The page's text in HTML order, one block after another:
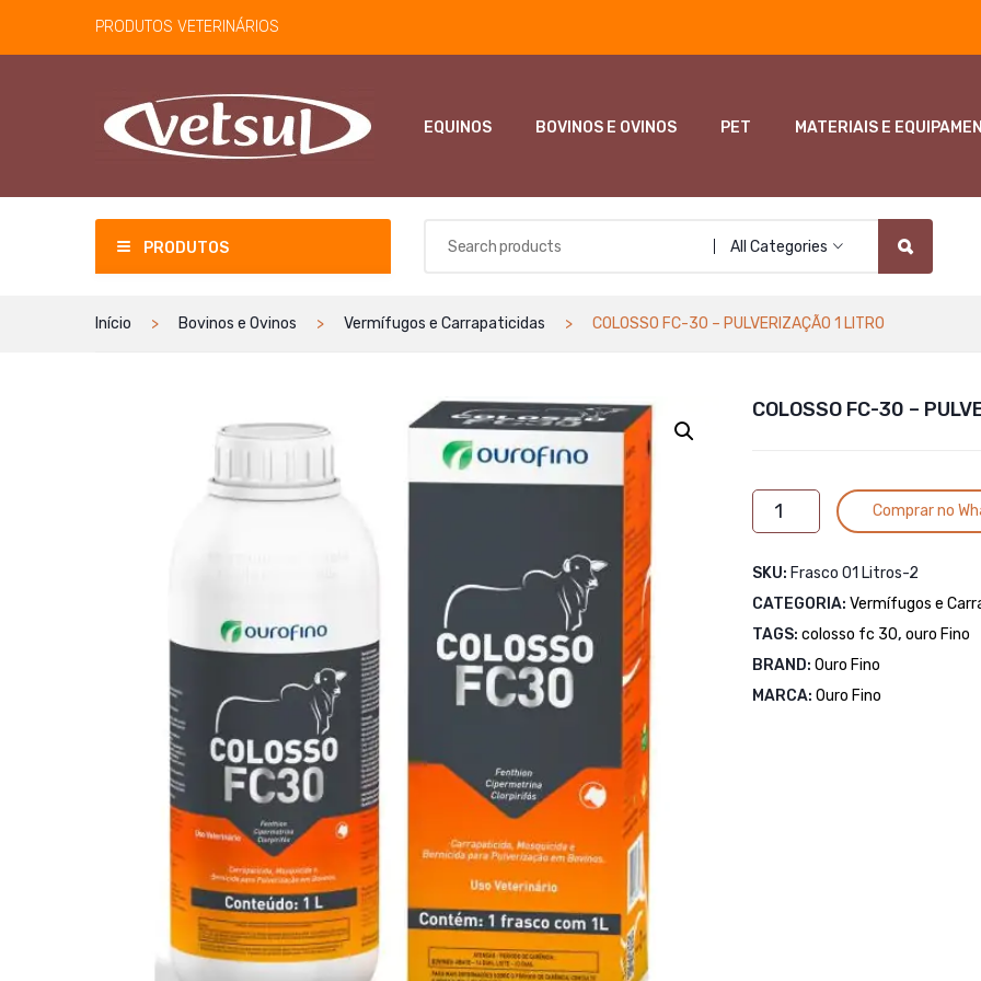
PRODUTOS VETERINÁRIOS
EQUINOS BOVINOS E OVINOS PET MATERIAIS E
PRODUTOS All Categories
Início Bovinos e Ovinos Vermífugos e Carrapaticidas COLOSSO FC-30 – PULVERIZAÇÃO 1 LITRO
COLOSSO FC-30 –
COLOSSO
FC-
-
PULVERIZAÇÃO
1
LITRO
Comprar no
SKU: Frasco 01 Litros-2
CATEGORIA: Vermífugos e
TAGS: colosso fc 30, ouro Fino
BRAND: Ouro Fino
MARCA: Ouro Fino